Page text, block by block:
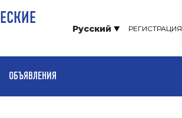
Русский РЕГИСТРАЦИЯ
ОБЪЯВЛЕНИЯ